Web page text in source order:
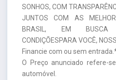
SONHOS, COM
JUNTOS COM AS
BRASIL, EM BUSCA
CONDIÇÕESPARA VOCÊ,
Financie com ou sem
O Preço anunciado refere-
automóvel.